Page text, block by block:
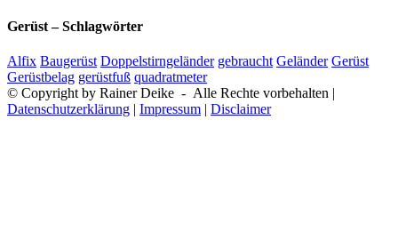
Gerüst – Schlagwörter
Alfix Baugerüst Doppelstirngeländer gebraucht Geländer Gerüst
Gerüstbelag gerüstfuß quadratmeter
© Copyright by Rainer Deike - Alle Rechte vorbehalten |
Datenschutzerklärung | Impressum | Disclaimer